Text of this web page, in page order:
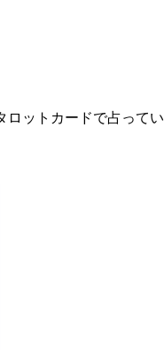
ロットカードで占ってい